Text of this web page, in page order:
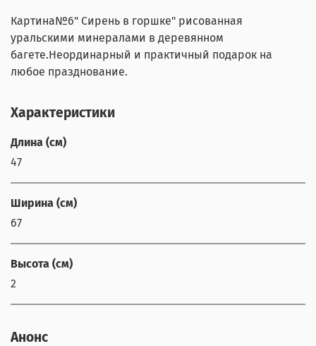
Картина№6" Сирень в горшке" рисованная
уральскими минералами в деревянном
багете.Неординарный и практичный подарок на
любое празднование.
Характеристики
Длина (см)
47
Ширина (см)
67
Высота (см)
2
Анонс